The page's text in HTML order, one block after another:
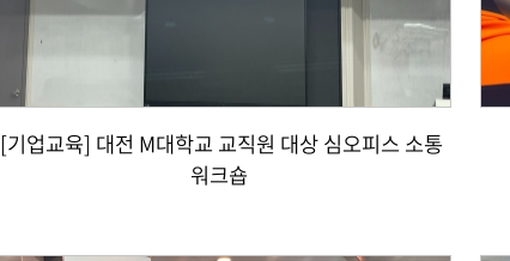
[기업교육] 대전 M대학교 교직원 대상 심오피스 소통
워크숍